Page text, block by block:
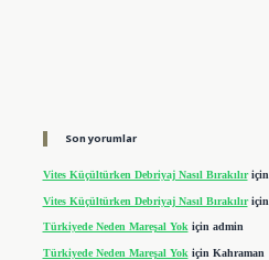
Son yorumlar
Vites Küçültürken Debriyaj Nasıl Bırakılıriçin
Vites Küçültürken Debriyaj Nasıl Bırakılıriçin
Türkiyede Neden Mareşal Yokiçin admin
Türkiyede Neden Mareşal Yok için Kahraman